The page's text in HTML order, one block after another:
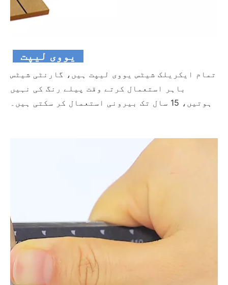
یووی لیپت
تمام ایکریلک شیٹس یووی لیپت ہیں، گارنٹی شیٹس
باہر استعمال کرتے وقت پیلے رنگ کی نہیں
ہوتیں، 15 سال تک بیرونی استعمال کر سکتی ہیں۔